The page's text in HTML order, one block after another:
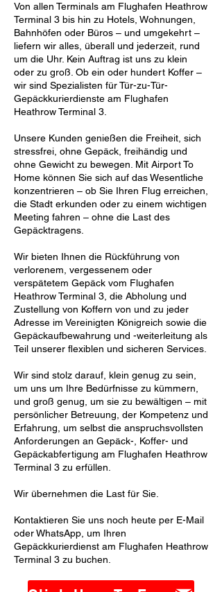
Von allen Terminals am Flughafen Heathrow
Terminal 3 bis hin zu Hotels, Wohnungen,
Bahnhöfen oder Büros – und umgekehrt –
liefern wir alles, überall und jederzeit, rund
um die Uhr. Kein Auftrag ist uns zu klein
oder zu groß. Ob ein oder hundert Koffer –
wir sind Spezialisten für Tür-zu-Tür-
Gepäckkurierdienste am Flughafen
Heathrow Terminal 3.
Unsere Kunden genießen die Freiheit, sich
stressfrei, ohne Gepäck, freihändig und
ohne Gewicht zu bewegen. Mit Airport To
Home können Sie sich auf das Wesentliche
konzentrieren – ob Sie Ihren Flug erreichen,
die Stadt erkunden oder zu einem wichtigen
Meeting fahren – ohne die Last des
Gepäcktragens.
Wir bieten Ihnen die Rückführung von
verlorenem, vergessenem oder
verspätetem Gepäck vom Flughafen
Heathrow Terminal 3, die Abholung und
Zustellung von Koffern von und zu jeder
Adresse im Vereinigten Königreich sowie die
Gepäckaufbewahrung und -weiterleitung als
Teil unserer flexiblen und sicheren Services.
Wir sind stolz darauf, klein genug zu sein,
um uns um Ihre Bedürfnisse zu kümmern,
und groß genug, um sie zu bewältigen – mit
persönlicher Betreuung, der Kompetenz und
Erfahrung, um selbst die anspruchsvollsten
Anforderungen an Gepäck-, Koffer- und
Gepäckabfertigung am Flughafen Heathrow
Terminal 3 zu erfüllen.
Wir übernehmen die Last für Sie.
Kontaktieren Sie uns noch heute per E-Mail
oder WhatsApp, um Ihren
Gepäckkurierdienst am Flughafen Heathrow
Terminal 3 zu buchen.